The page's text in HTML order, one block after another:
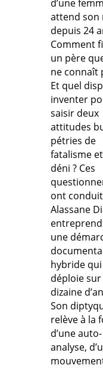
d’une
attend son
depuis 24
Comment
un père
ne connaît
Et quel
inventer
saisir deux
attitudes
pétries de
fatalisme
déni ? Ces
ont conduit
Alassane
une
hybride
déploie
dizaine
Son
relève à la
d’une auto-
analyse,